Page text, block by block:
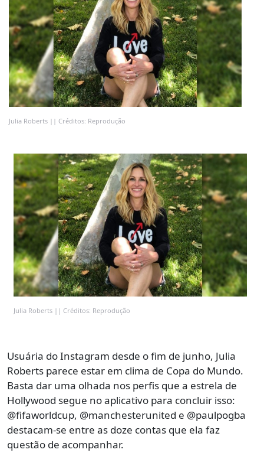
Julia Roberts || Créditos: Reprodução
Julia Roberts || Créditos: Reprodução
Usuária do Instagram desde o fim de junho, Julia
Roberts parece estar em clima de Copa do Mundo.
Basta dar uma olhada nos perfis que a estrela de
Hollywood segue no aplicativo para concluir isso:
@fifaworldcup, @manchesterunited e @paulpogba
destacam-se entre as doze contas que ela faz
questão de acompanhar.